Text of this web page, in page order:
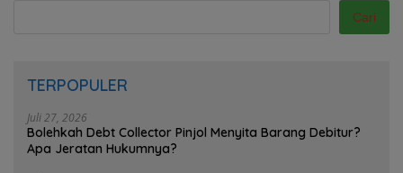
Cari
TERPOPULER
Juli 27, 2026
Bolehkah Debt Collector Pinjol Menyita Barang Debitur?
Apa Jeratan Hukumnya?